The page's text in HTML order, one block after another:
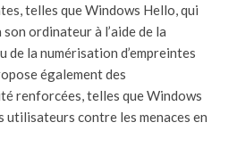
telles que Windows Hello, qui
ordinateur à l’aide de la
de la numérisation d’empreintes
également des
renforcées, telles que Windows
utilisateurs contre les menaces en